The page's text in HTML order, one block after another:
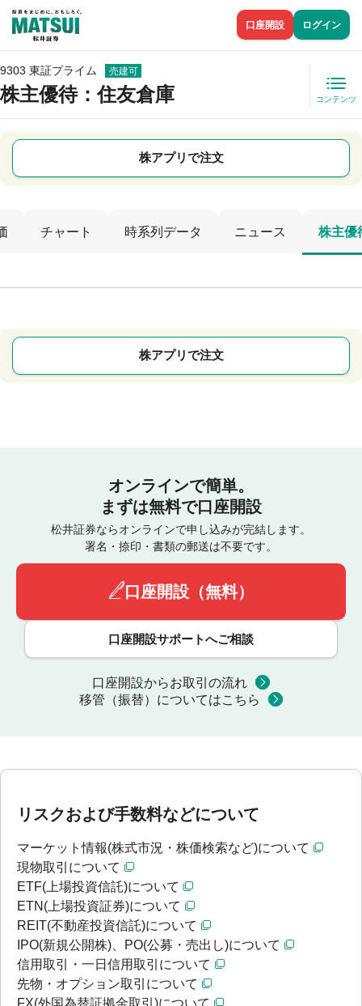
口座開設 ログイン
9303 東証プライム 売建可
株主優待：住友倉庫 コンテンツ
株アプリで注文
チャート 時系列データ ニュース 株主優
株アプリで注文
オンラインで簡単。
まずは無料で口座開設
松井証券ならオンラインで申し込みが完結します。
署名・捺印・書類の郵送は不要です。
口座開設（無料）
口座開設サポートへご相談
口座開設からお取引の流れ
移管（振替）についてはこちら
リスクおよび手数料などについて
マーケット情報(株式市況・株価検索など)について
現物取引について
ETF(上場投資信託)について
ETN(上場投資証券)について
REIT(不動産投資信託)について
IPO(新規公開株)、PO(公募・売出し)について
信用取引・一日信用取引について
先物・オプション取引について
FX(外国為替証拠金取引)について